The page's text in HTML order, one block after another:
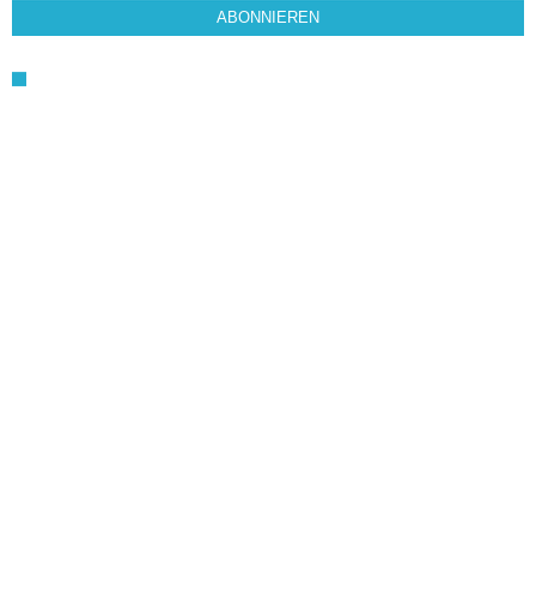
ABONNIEREN